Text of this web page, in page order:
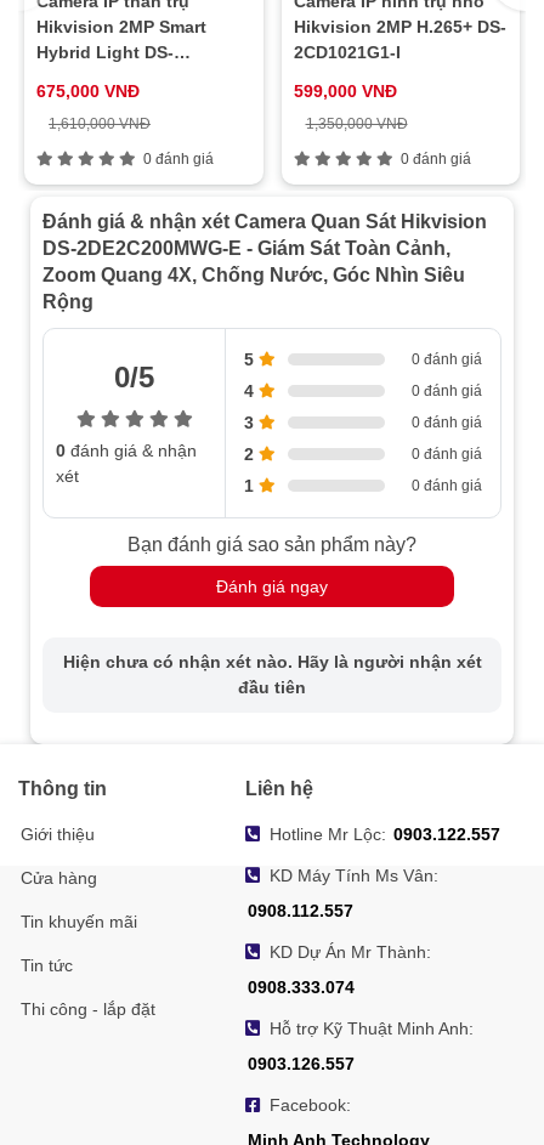
API
ONVIF (Profile S, G, T), ISAPI, SDK,
ISUP
Chống ngược
sáng (WDR)
Tăng cường
hình ảnh
BLC, HLC, 3D DNR
Cài đặt hình
ảnh
Điều chỉnh độ bão hòa, độ sáng, độ
tương phản và độ sắc nét qua phần
mềm khách hoặc trình duyệt web
1 cổng RJ45 tự điều chỉnh 10M/100M
Khe cắm thẻ nhớ tích hợp, hỗ trợ thẻ
microSD/microSDHC/microSDXC, tối đa
Micro tích
Loa tích hợp Có
Sự kiện thông
Phát hiện chuyển động (hỗ trợ kích hoạt
báo động theo đối tượng mục tiêu cụ thể
video, sự cố
động lite
chung
Gương lật, bảo vệ mật khẩu, dấu vết
Nguồn điện
12VDC, PoE
Chất liệu
Điều kiện
-10°C đến 40°C
IP66 (Chống bụi và nước)
163.9 mm × 185.8 mm × 131.9 mm
Hikvision 2MP Smart
Hybrid Light DS-
675,000 VNĐ
1,610,000 VNĐ
0 đánh giá
Hikvision 2MP H.265+ DS-
2CD1021G1-I
599,000 VNĐ
1,350,000 VNĐ
0 đánh giá
Đánh giá & nhận xét Camera Quan Sát Hikvision
DS-2DE2C200MWG-E - Giám Sát Toàn Cảnh,
Zoom Quang 4X, Chống Nước, Góc Nhìn Siêu
Rộng
0/5
0 đánh giá & nhận
xét
5 0 đánh giá
4 0 đánh giá
3 0 đánh giá
2 0 đánh giá
1 0 đánh giá
Bạn đánh giá sao sản phẩm này?
Đánh giá ngay
Hiện chưa có nhận xét nào. Hãy là người nhận xét
đầu tiên
Thông tin
Giới thiệu
Cửa hàng
Tin khuyến mãi
Tin tức
Thi công - lắp đặt
Liên hệ
Hotline Mr Lộc: 0903.122.557
KD Máy Tính Ms Vân:
0908.112.557
KD Dự Án Mr Thành:
0908.333.074
Hỗ trợ Kỹ Thuật Minh Anh:
0903.126.557
Facebook:
Minh Anh Technology